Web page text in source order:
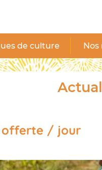
de culture
offerte / jour